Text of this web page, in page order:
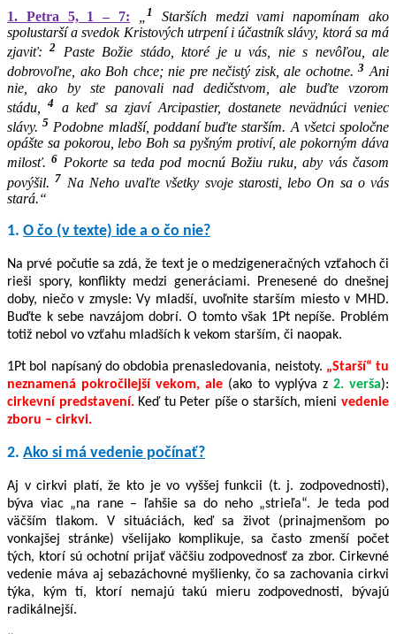
1. Petra 5, 1 – 7: 1
Starších medzi vami napomínam ako
spolustarší a svedok Kristových utrpení i účastník slávy, ktorá sa má
zjaviť:
2 Paste Božie stádo, ktoré je u vás, nie s nevôľou, ale
dobrovoľne, ako Boh chce; nie pre nečistý zisk, ale ochotne. 3 Ani
nie, ako by ste panovali nad dedičstvom, ale buďte vzorom
stádu,
4
a keď sa zjaví Arcipastier, dostanete nevädnúci veniec
slávy. 5 Podobne mladší, poddaní buďte starším. A všetci spoločne
opášte sa pokorou, lebo Boh sa pyšným protiví, ale pokorným dáva
milosť. 6 Pokorte sa teda pod mocnú Božiu ruku, aby vás časom
povýšil. 7 Na Neho uvaľte všetky svoje starosti, lebo On sa o vás
stará.“
1. O čo (v texte) ide a o čo nie?
Na prvé počutie sa zdá, že text je o medzigeneračných vzťahoch či
rieši spory, konflikty medzi generáciami. Prenesené do dnešnej
doby, niečo v zmysle: Vy mladší, uvoľnite starším miesto v MHD.
Buďte k sebe navzájom dobrí. O tomto však 1Pt nepíše. Problém
totiž nebol vo vzťahu mladších k vekom starším, či naopak.
1Pt bol napísaný do obdobia prenasledovania, neistoty. „Starší“ tu
neznamená pokročilejší vekom, ale (ako to vyplýva z 2. verša):
cirkevní predstavení. Keď tu Peter píše o starších, mienivedenie
zboru – cirkvi.
2. Ako si má vedenie počínať?
Aj v cirkvi platí, že kto je vo vyššej funkcii (t. j. zodpovednosti),
býva viac „na rane – ľahšie sa do neho „strieľa“. Je teda pod
väčším tlakom. V situáciách, keď sa život (prinajmenšom po
vonkajšej stránke) všelijako komplikuje, sa často zmenší počet
tých, ktorí sú ochotní prijať väčšiu zodpovednosť za zbor. Cirkevné
vedenie máva aj sebazáchovné myšlienky, čo sa zachovania cirkvi
týka, kým tí, ktorí nemajú takú mieru zodpovednosti, bývajú
radikálnejší.